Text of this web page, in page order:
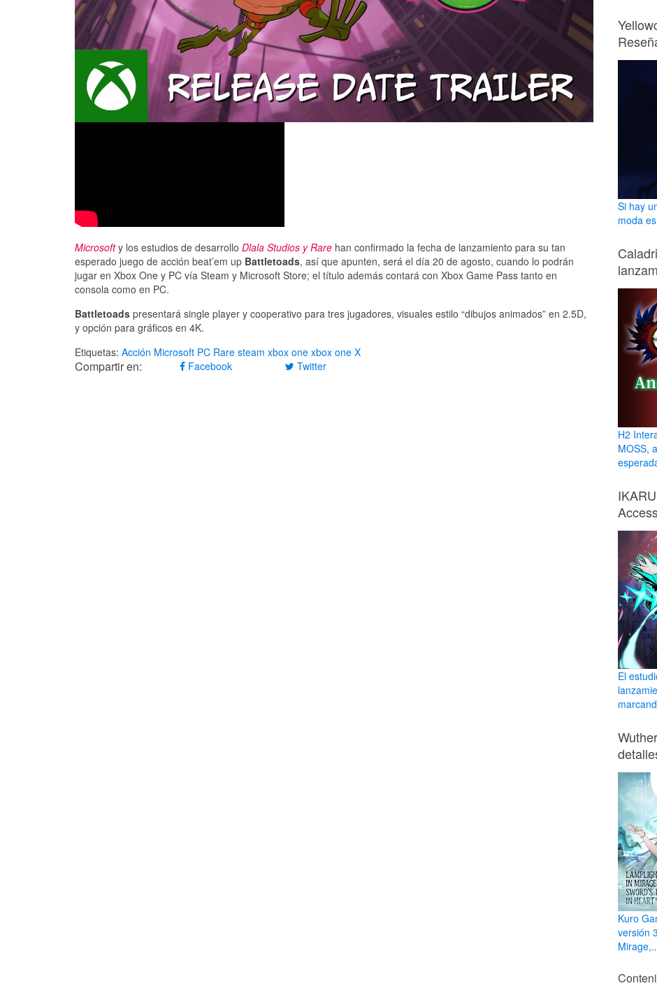
Microsofty los estudios de desarrollo Dlala Studios y Rare han confirmado la fecha de lanzamiento para su tan
esperado juego de acción beat’em up Battletoads, así que apunten, será el día 20 de agosto, cuando lo podrán
jugar en Xbox One y PC vía Steam y Microsoft Store; el título además contará con Xbox Game Pass tanto en
consola como en PC.
Battletoads presentará single player y cooperativo para tres jugadores, visuales estilo “dibujos animados” en 2.5D,
y opción para gráficos en 4K.
Etiquetas: Acción Microsoft PC Rare steam xbox one xbox one X
Compartir en: Facebook Twitter
Si hay
moda
H2
MOSS,
El
Kuro
versión